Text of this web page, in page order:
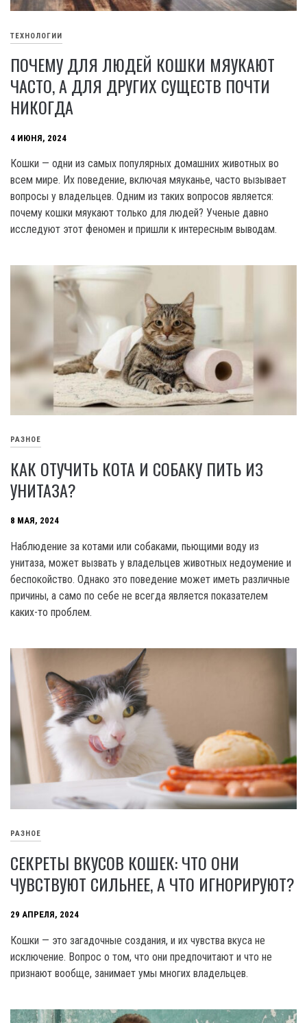
ТЕХНОЛОГИИ
ПОЧЕМУ ДЛЯ ЛЮДЕЙ КОШКИ МЯУКАЮТ
ЧАСТО, А ДЛЯ ДРУГИХ СУЩЕСТВ ПОЧТИ
НИКОГДА
4 ИЮНЯ, 2024
Кошки — одни из самых популярных домашних животных во
всем мире. Их поведение, включая мяуканье, часто вызывает
вопросы у владельцев. Одним из таких вопросов является:
почему кошки мяукают только для людей? Ученые давно
исследуют этот феномен и пришли к интересным выводам.
РАЗНОЕ
КАК ОТУЧИТЬ КОТА И СОБАКУ ПИТЬ ИЗ
УНИТАЗА?
8 МАЯ, 2024
Наблюдение за котами или собаками, пьющими воду из
унитаза, может вызвать у владельцев животных недоумение и
беспокойство. Однако это поведение может иметь различные
причины, а само по себе не всегда является показателем
каких-то проблем.
РАЗНОЕ
СЕКРЕТЫ ВКУСОВ КОШЕК: ЧТО ОНИ
ЧУВСТВУЮТ СИЛЬНЕЕ, А ЧТО ИГНОРИРУЮТ?
29 АПРЕЛЯ, 2024
Кошки — это загадочные создания, и их чувства вкуса не
исключение. Вопрос о том, что они предпочитают и что не
признают вообще, занимает умы многих владельцев.